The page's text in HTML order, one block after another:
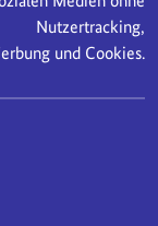
Nutzertracking,
und Cookies.